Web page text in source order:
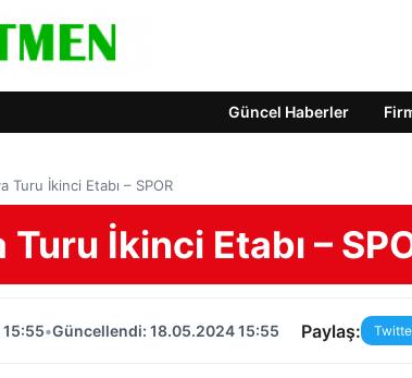
Güncel Haberler
Turu İkinci Etabı – SPOR
İkinci Etabı –
•Güncellendi: 18.05.2024 15:55 Paylaş: